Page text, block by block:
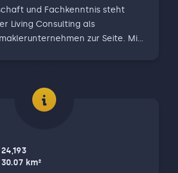
und Fachkenntnis steht
Living Consulting als
zur Seite. Mit
und Immobilienfinanzierung
Immobilienbewertung
dutzende Kunden
– Immobilienberatung ist für uns
Geschäft, sondern eine
24,193
30.07 km²